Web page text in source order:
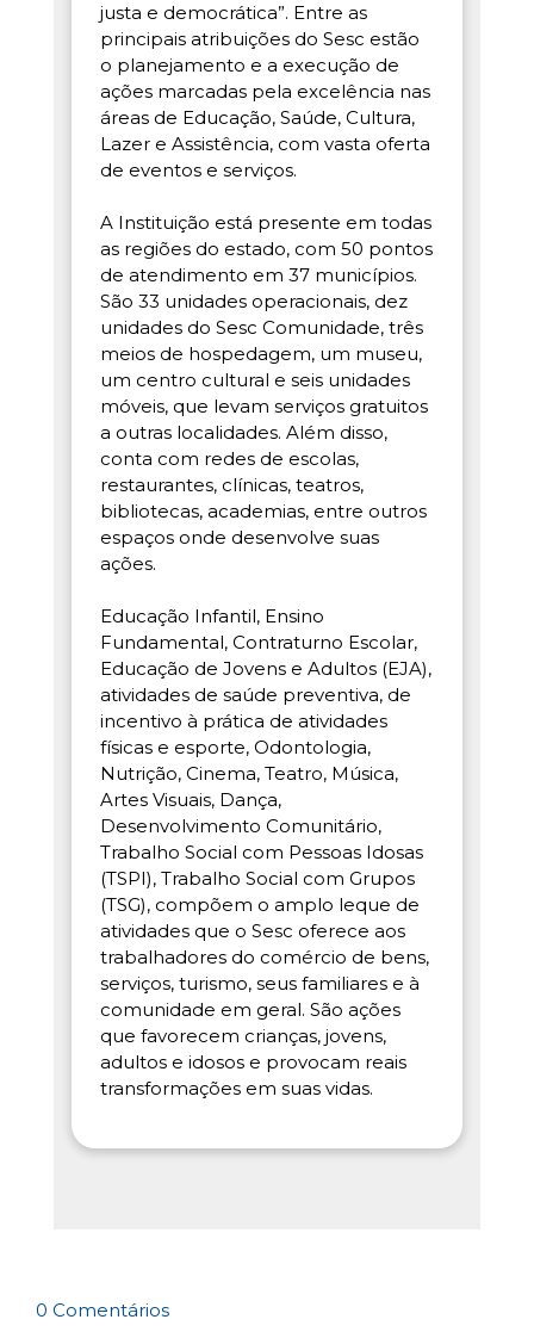
justa e democrática”. Entre as
principais atribuições do Sesc estão
o planejamento e a execução de
ações marcadas pela excelência nas
áreas de Educação, Saúde, Cultura,
Lazer e Assistência, com vasta oferta
de eventos e serviços.
A Instituição está presente em todas
as regiões do estado, com 50 pontos
de atendimento em 37 municípios.
São 33 unidades operacionais, dez
unidades do Sesc Comunidade, três
meios de hospedagem, um museu,
um centro cultural e seis unidades
móveis, que levam serviços gratuitos
a outras localidades. Além disso,
conta com redes de escolas,
restaurantes, clínicas, teatros,
bibliotecas, academias, entre outros
espaços onde desenvolve suas
ações.
Educação Infantil, Ensino
Fundamental, Contraturno Escolar,
Educação de Jovens e Adultos (EJA),
atividades de saúde preventiva, de
incentivo à prática de atividades
físicas e esporte, Odontologia,
Nutrição, Cinema, Teatro, Música,
Artes Visuais, Dança,
Desenvolvimento Comunitário,
Trabalho Social com Pessoas Idosas
(TSPI), Trabalho Social com Grupos
(TSG), compõem o amplo leque de
atividades que o Sesc oferece aos
trabalhadores do comércio de bens,
serviços, turismo, seus familiares e à
comunidade em geral. São ações
que favorecem crianças, jovens,
adultos e idosos e provocam reais
transformações em suas vidas.
0 Comentários